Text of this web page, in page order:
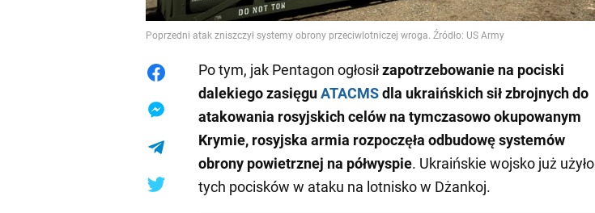
Poprzedni atak zniszczył systemy obrony przeciwlotniczej wroga. Źródło: US Army
Po tym, jak Pentagon ogłosiłzapotrzebowanie na pociski
dalekiego zasięguATACMSdla ukraińskich sił zbrojnych do
atakowania rosyjskich celów na tymczasowo okupowanym
Krymie, rosyjska armia rozpoczęła odbudowę systemów
obrony powietrznej na półwyspie. Ukraińskie wojsko już użyło
tych pocisków w ataku na lotnisko w Dżankoj.